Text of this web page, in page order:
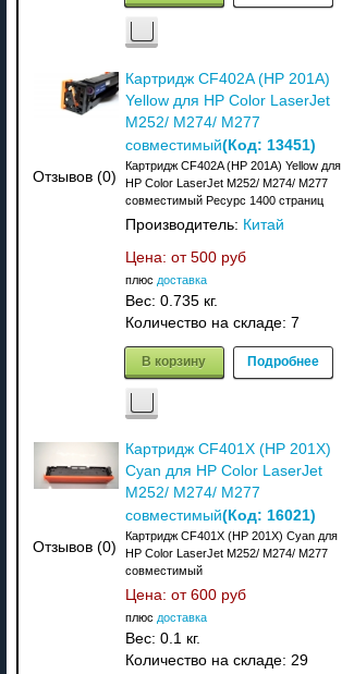
Отзывов (0)
Картридж CF402A (HP 201A)
Yellow для HP Color LaserJet
M252/ M274/ M277
совместимый(Код: 13451)
Картридж CF402A (HP 201A) Yellow для
HP Color LaserJet M252/ M274/ M277
совместимый Ресурс 1400 страниц
Производитель: Китай
Цена: от 500 руб
плюс доставка
Вес: 0.735 кг.
Количество на складе: 7
В корзину Подробнее
Отзывов (0)
Картридж CF401X (HP 201X)
Cyan для HP Color LaserJet
M252/ M274/ M277
совместимый(Код: 16021)
Картридж CF401X (HP 201X) Cyan для
HP Color LaserJet M252/ M274/ M277
совместимый
Цена: от 600 руб
плюс доставка
Вес: 0.1 кг.
Количество на складе: 29